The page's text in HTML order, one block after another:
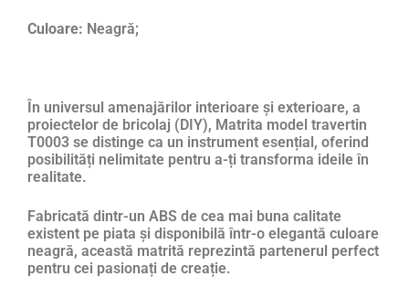
Culoare: Neagră;
În universul amenajărilor interioare și exterioare, a
proiectelor de bricolaj (DIY), Matrita model travertin
T0003 se distinge ca un instrument esențial, oferind
posibilități nelimitate pentru a-ți transforma ideile în
realitate.
Fabricată dintr-un ABS de cea mai buna calitate
existent pe piata și disponibilă într-o elegantă culoare
neagră, această matrită reprezintă partenerul perfect
pentru cei pasionați de creație.